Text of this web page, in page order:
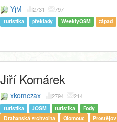
YjM 2731 797
turistika překlady WeeklyOSM západ
Jiří Komárek
xkomczax 2794 214
turistika JOSM turistika
Fody
Drahanská vrchvoina
Olomouc Prostějov